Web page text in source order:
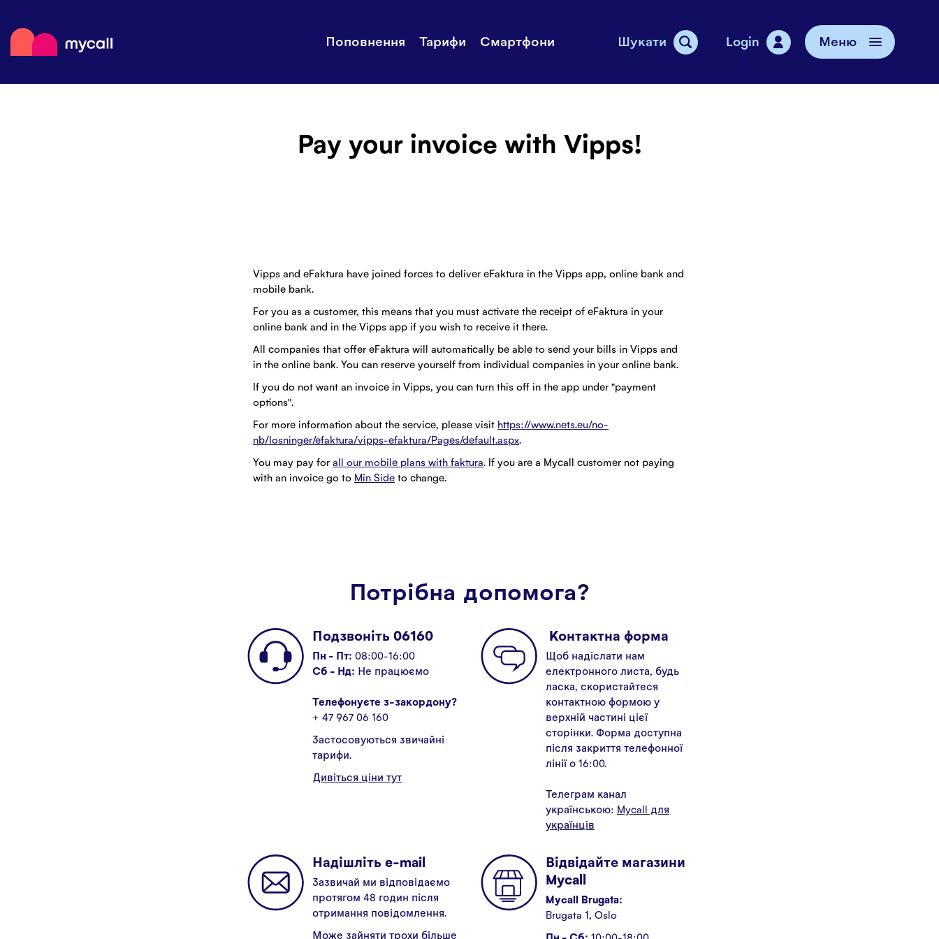
Mycall Поповнення Тарифи Смартфони Шукати Login Меню
Поповнити рахунок
Додатковий
Pay your invoice with Vipps!
Vipps and eFaktura have joined forces to deliver eFaktura in the Vipps app, online bank and
mobile bank.
For you as a customer, this means that you must activate the receipt of eFaktura in your
online bank and in the Vipps app if you wish to receive it there.
All companies that offer eFaktura will automatically be able to send your bills in Vipps and
in the online bank. You can reserve yourself from individual companies in your online bank.
If you do not want an invoice in Vipps, you can turn this off in the app under "payment
options".
For more information about the service, please visit https://www.nets.eu/no-
nb/losninger/efaktura/vipps-efaktura/Pages/default.aspx.
You may pay for all our mobile plans with faktura. If you are a Mycall customer not paying
with an invoice go to Min Side to change.
Потрібна допомога?
Подзвоніть 06160
Пн - Пт: 08:00-16:00
Сб - Нд: Не працюємо
Телефонуєте з-закордону?
+ 47 967 06 160
Застосовуються звичайні
тарифи.
Дивіться ціни тут
Kонтактна форма
Щоб надіслати нам
електронного листа, будь
ласка, скористайтеся
контактною формою у
верхній частині цієї
сторінки. Форма доступна
після закриття телефонної
лінії о 16:00.
Телеграм канал
українською: Mycall для
українців
Надішліть e-mail
Зазвичай ми відповідаємо
протягом 48 годин після
отримання повідомлення.
Може зайняти трохи більше
Відвідайте магазини
Mycall
Mycall Brugata:
Brugata 1, Oslo